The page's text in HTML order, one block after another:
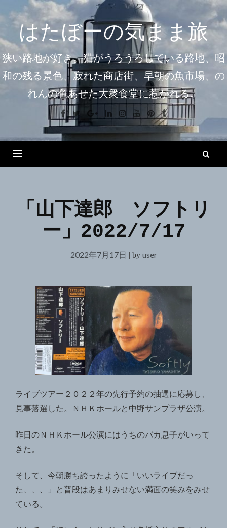
ン
ツ
へ
はたぼーの気まま旅
狭い路地が好き。猫がうろうろしている路地、昭
和の残る景色、寂れた商店街、早朝の魚市場、の
れんの色あせた大衆食堂に惹かれる。
Facebook
Twitter Google+
LinkedinInstagramYoutube
Pinterest
Tumblr
「山下達郎 ソフトリ
ー」2022/7/17
2022年7月17日 | by user
ライブツアー２０２２年の先行予約の抽選に応募し、
見事落選した。ＮＨＫホールと中野サンプラザ公演。
昨日のＮＨＫホール公演にはうちのバカ息子がいって
きた。
そして、今朝勝ち誇ったように「いいライブだっ
た、、、」と普段はあまりみせない満面の笑みをみせ
ている。